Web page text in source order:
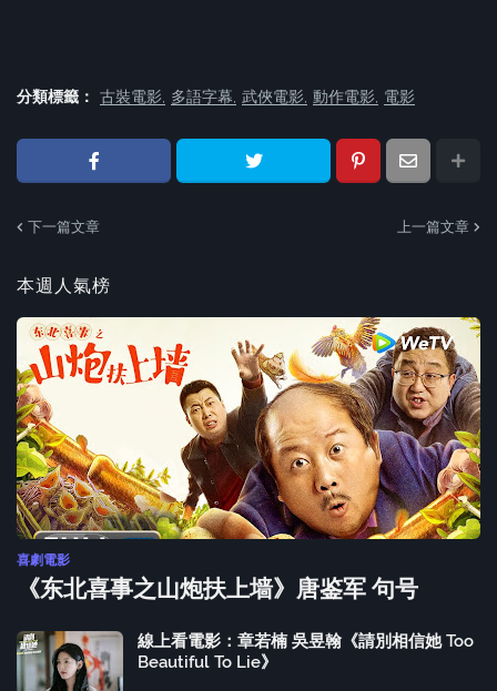
分類標籤： 古裝電影 多語字幕 武俠電影 動作電影 電影
下一篇文章 上一篇文章
本週人氣榜
喜劇電影
《东北喜事之山炮扶上墙》唐鉴军 句号
線上看電影：章若楠 吳昱翰《請別相信她 Too
Beautiful To Lie》